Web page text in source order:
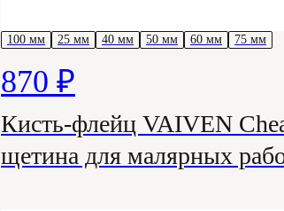
100 мм 25 мм 40 мм 50 мм 60 мм 75 мм
870 ₽
Кисть-флейц VAIVEN
щетина для малярных